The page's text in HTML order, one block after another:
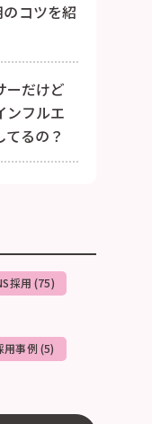
コツを紹
ーだけど
ンフルエ
るの？
採用 (75)
用事例 (5)